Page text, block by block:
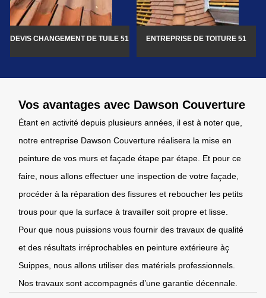
DEVIS CHANGEMENT DE TUILE 51 ENTREPRISE DE TOITURE 51
Vos avantages avec Dawson Couverture
Étant en activité depuis plusieurs années, il est à noter que,
notre entreprise Dawson Couverture réalisera la mise en
peinture de vos murs et façade étape par étape. Et pour ce
faire, nous allons effectuer une inspection de votre façade,
procéder à la réparation des fissures et reboucher les petits
trous pour que la surface à travailler soit propre et lisse.
Pour que nous puissions vous fournir des travaux de qualité
et des résultats irréprochables en peinture extérieure àç
Suippes, nous allons utiliser des matériels professionnels.
Nos travaux sont accompagnés d’une garantie décennale.